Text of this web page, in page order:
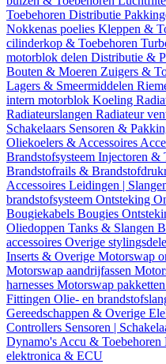
Toebehoren Distributie
Nokkenas poelies Kleppen &
cilinderkop & Toebehoren
motorblok delen Distributie &
Bouten & Moeren Zuigers &
Lagers & Smeermiddelen
intern motorblok Koeling
Radiateurslangen Radiateur
Schakelaars Sensoren &
Oliekoelers & Accessoires
Brandstofsysteem Injectoren &
Brandstofrails &
Accessoires Leidingen |
brandstofsysteem Ontsteking
Bougiekabels Bougies
Oliedoppen Tanks & Slangen
accessoires Overige
Inserts & Overige Motorswap
Motorswap aandrijfassen
harnesses Motorswap pakketten
Fittingen Olie- en
Gereedschappen & Overige
Controllers Sensoren |
Dynamo's Accu & Toebehoren
elektronica & ECU